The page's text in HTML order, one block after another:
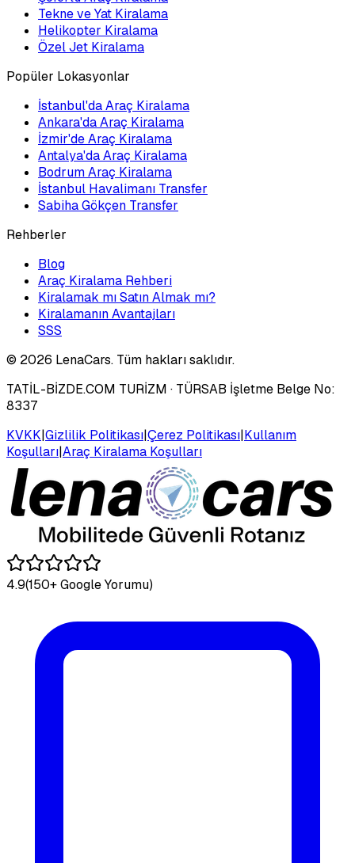
Tekne ve Yat Kiralama
Helikopter Kiralama
Özel Jet Kiralama
Popüler Lokasyonlar
İstanbul'da Araç Kiralama
Ankara'da Araç Kiralama
İzmir'de Araç Kiralama
Antalya'da Araç Kiralama
Bodrum Araç Kiralama
İstanbul Havalimanı Transfer
Sabiha Gökçen Transfer
Rehberler
Blog
Araç Kiralama Rehberi
Kiralamak mı Satın Almak mı?
Kiralamanın Avantajları
SSS
© 2026 LenaCars. Tüm hakları saklıdır.
TATİL-BİZDE.COM TURİZM · TÜRSAB İşletme Belge No:
8337
KVKK|Gizlilik Politikası|Çerez Politikası|Kullanım
Koşulları|Araç Kiralama Koşulları
4.9(150+ Google Yorumu)